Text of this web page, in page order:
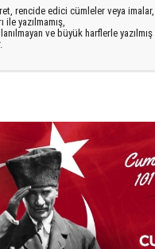
rencide edici cümleler veya imalar,
ile yazılmamış,
ve büyük harflerle